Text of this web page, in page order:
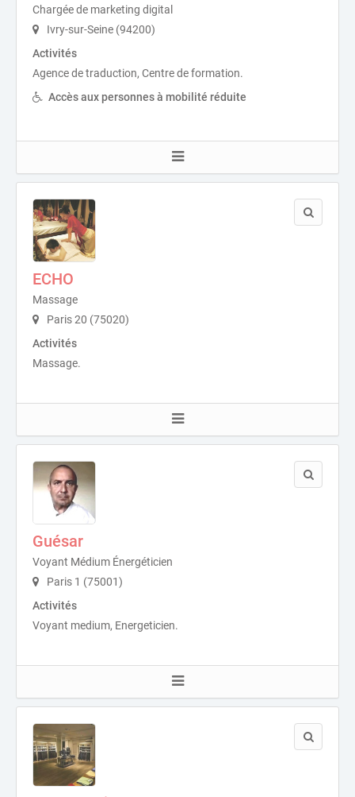
Chargée de marketing digital
Ivry-sur-Seine (94200)
Activités
Agence de traduction, Centre de formation.
Accès aux personnes à mobilité réduite
ECHO
Massage
Paris 20 (75020)
Activités
Massage.
Guésar
Voyant Médium Énergéticien
Paris 1 (75001)
Activités
Voyant medium, Energeticien.